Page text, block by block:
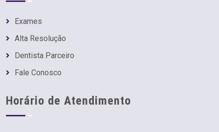
Exames
Alta Resolução
Dentista Parceiro
Fale Conosco
Horário de Atendimento